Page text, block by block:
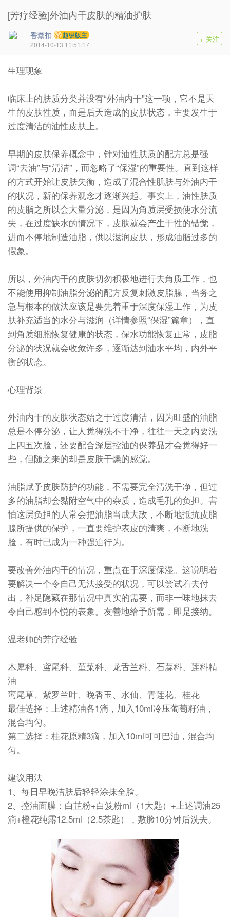
[芳疗经验]外油内干皮肤的精油护肤
香薰扣
超级版主
2014-10-13 11:51:17
+ 关注
生理现象
临床上的肤质分类并没有“外油内干”这一项，它不是天
生的皮肤性质，而是后天造成的皮肤状态，主要发生于
过度清洁的油性皮肤上。
早期的皮肤保养概念中，针对油性肤质的配方总是强
调“去油”与“清洁”，而忽略了“保湿”的重要性。直到这样
的方式开始让皮肤失衡，造成了混合性肌肤与外油内干
的状况，新的保养观念才逐渐兴起。事实上，油性肤质
的皮脂之所以会大量分泌，是因为角质层受损使水分流
失，在过度缺水的情况下，皮肤就会产生干性的错觉，
进而不停地制造油脂，供以滋润皮肤，形成油脂过多的
假象。
所以，外油内干的皮肤切勿积极地进行去角质工作，也
不能使用抑制油脂分泌的配方反复刺激皮脂腺，当务之
急与根本的做法应该是要先着重于深度保湿工作，为皮
肤补充适当的水分与滋润（详情参照“保湿”篇章），直
到角质细胞恢复健康的状态，保水功能恢复正常，皮脂
分泌的状况就会收敛许多，逐渐达到油水平均，内外平
衡的状态。
心理背景
外油内干的皮肤状态始之于过度清洁，因为旺盛的油脂
总是不停分泌，让人觉得洗不干净，往往一天之内要洗
上四五次脸，还要配合深层控油的保养品才会觉得好一
些，但随之来的却是皮肤干燥的感觉。
油脂赋予皮肤防护的功能，不需要完全清洗干净，但过
多的油脂却会黏附空气中的杂质，造成毛孔的负担。害
怕这层负担的人常会把油脂当成大敌，不断地抵抗皮脂
腺所提供的保护，一直要维护表皮的清爽，不断地洗
脸，有时已成为一种强迫行为。
要改善外油内干的情况，重点在于深度保湿。这说明若
要解决一个令自己无法接受的状况，可以尝试着去付
出，补足隐藏在那情况中真实的需要，而非一味地抹去
令自己感到不悦的表象。友善地给予所需，即是接纳。
温老师的芳疗经验
木犀科、鸢尾科、堇菜科、龙舌兰科、石蒜科、莲科精
油
鸾尾草、紫罗兰叶、晚香玉、水仙、青莲花、桂花
最佳选择：上述精油各1滴，加入10ml冷压葡萄籽油，
混合均匀。
第二选择：桂花原精3滴，加入10ml可可巴油，混合均
匀。
建议用法
1、每日早晚洁肤后轻轻涂抹全脸。
2、控油面膜：白芷粉+白笈粉ml（1大匙）+上述调油25
滴+橙花纯露12.5ml（2.5茶匙），敷脸10分钟后洗去。